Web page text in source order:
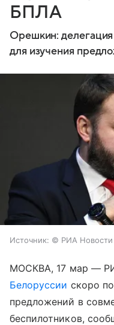
БПЛА
Орешкин:
для изучения
Источник: © РИА Новости
МОСКВА, 17 мар —
Белоруссии скоро
предложений в
беспилотников,